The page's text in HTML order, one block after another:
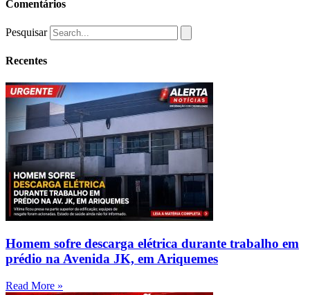
Comentários
Pesquisar
Recentes
Homem sofre descarga elétrica durante trabalho em
prédio na Avenida JK, em Ariquemes
Read More »